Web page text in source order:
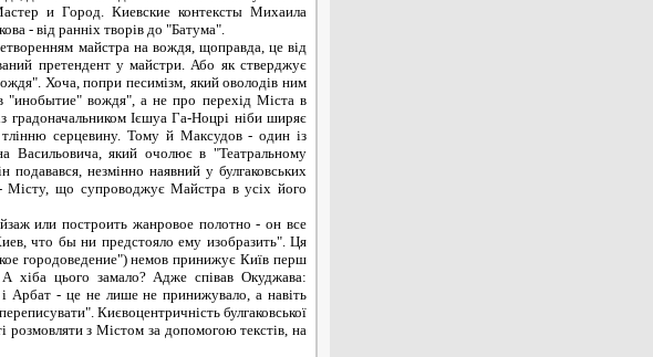
и Город. Киевские контексты Михаила
- від ранніх творів до "Батума".
майстра на вождя, щоправда, це від
претендент у майстри. Або як стверджує
Хоча, попри песимізм, який оволодів ним
"инобытие" вождя", а не про перехід Міста в
градоначальником Ієшуа Га-Ноцрі ніби ширяє
тлінню серцевину. Тому й Максудов - один із
Васильовича, який очолює в "Театральному
незмінно наявний у булгаковських
Місту, що супроводжує Майстра в усіх його
или построить жанровое полотно - он все
что бы ни предстояло ему изобразить". Ця
городоведение") немов принижує Київ перш
хіба цього замало? Адже співав Окуджава:
Арбат - це не лише не принижувало, а навіть
Києвоцентричність булгаковської
розмовляти з Містом за допомогою текстів, на